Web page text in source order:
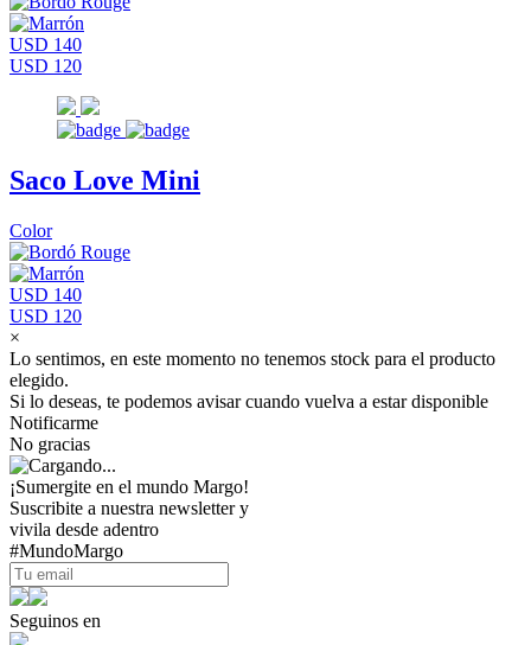
USD 140
USD 120
Saco Love Mini
Color
USD 140
USD 120
×
Lo sentimos, en este momento no tenemos stock para el producto
elegido.
Si lo deseas, te podemos avisar cuando vuelva a estar disponible
Notificarme
No gracias
¡Sumergite en el mundo Margo!
Suscribite a nuestra newsletter y
vivila desde adentro
#MundoMargo
Seguinos en